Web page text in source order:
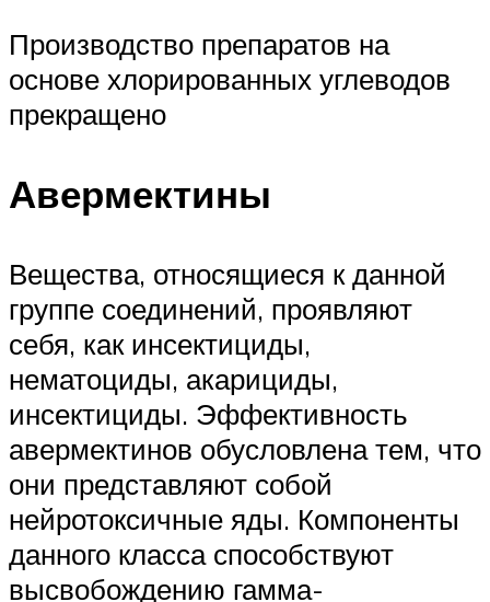
Производство препаратов на
основе хлорированных углеводов
прекращено
Авермектины
Вещества, относящиеся к данной
группе соединений, проявляют
себя, как инсектициды,
нематоциды, акарициды,
инсектициды. Эффективность
авермектинов обусловлена тем, что
они представляют собой
нейротоксичные яды. Компоненты
данного класса способствуют
высвобождению гамма-